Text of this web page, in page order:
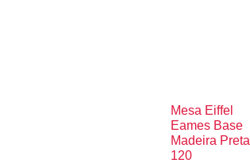
Mesa Eiffel
Eames Base
Madeira Preta
120